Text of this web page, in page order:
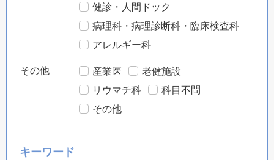
健診・人間ドック
病理科・病理診断科・臨床検査科
アレルギー科
その他 産業医
老健施設
リウマチ科
科目不問
その他
キーワード